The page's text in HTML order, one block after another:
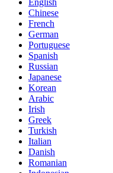
English
Chinese
French
German
Portuguese
Spanish
Russian
Japanese
Korean
Arabic
Irish
Greek
Turkish
Italian
Danish
Romanian